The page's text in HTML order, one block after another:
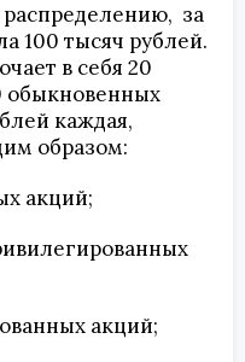
за
100 тысяч рублей.
в себя 20
обыкновенных
каждая,
образом:
акций;
акций;